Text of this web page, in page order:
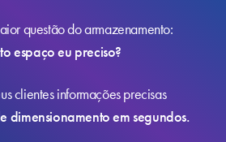
questão do armazenamento:
espaço eu preciso?
clientes informações precisas
dimensionamento em segundos.